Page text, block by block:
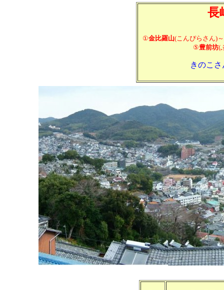
長
①金比羅山(こんぴらさん)
⑤豊前坊(
きのこ